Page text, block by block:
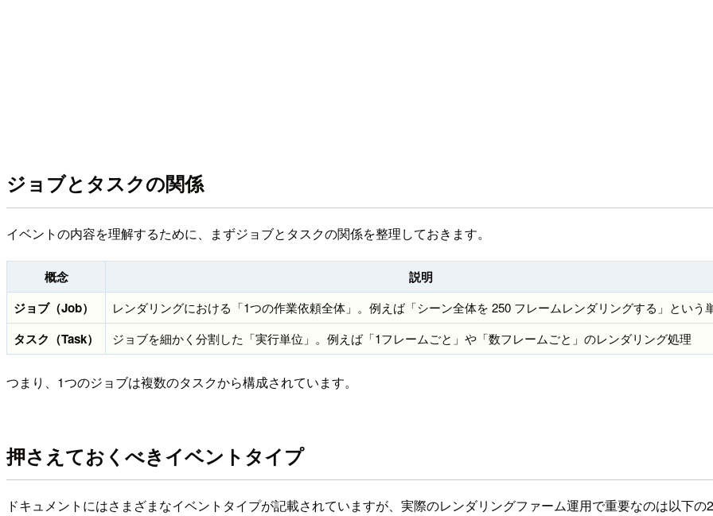
ジョブとタスクの関係
イベントの内容を理解するために、まずジョブとタスクの関係を整理しておきます。
概念
説明
ジョブ（Job）
レンダリングにおける「1つの作業依頼全体」。例えば「シーン全体を 250 フレームレンダリングする」という
タスク（Task） ジョブを細かく分割した「実行単位」。例えば「1フレームごと」や「数フレームごと」のレンダリング処理
つまり、1つのジョブは複数のタスクから構成されています。
押さえておくべきイベントタイプ
ドキュメントにはさまざまなイベントタイプが記載されていますが、実際のレンダリングファーム運用で重要なのは以下